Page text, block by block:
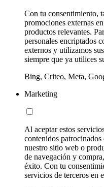
Con tu consentimiento,
promociones externas
productos relevantes.
personales encriptados
externos y utilizamos
siempre que ya utilices
Bing, Criteo, Meta,
Marketing
Al aceptar estos
contenidos patrocinados
nuestro sitio web o
de navegación y
éxito. Con tu
servicios de terceros en